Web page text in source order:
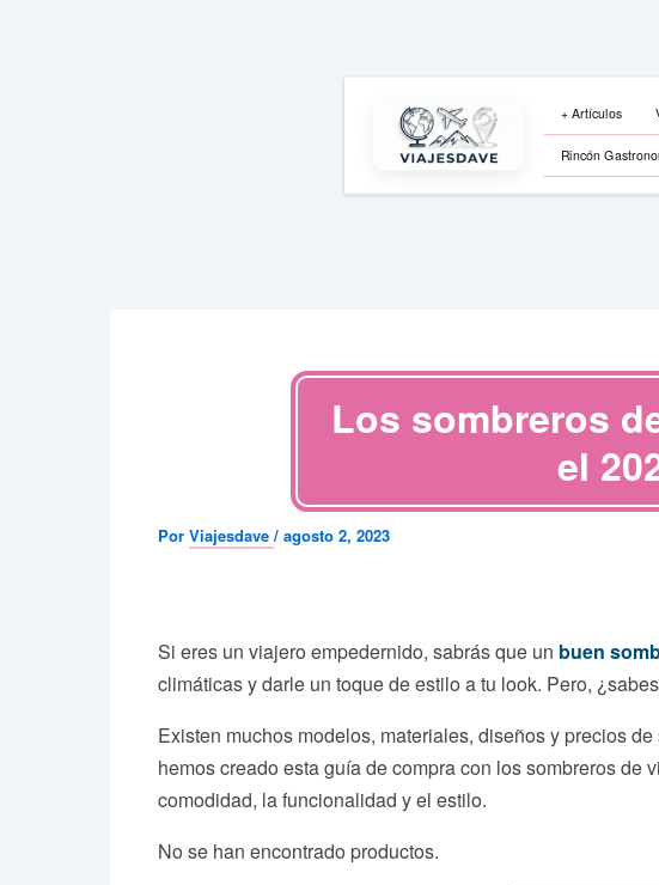
+ Artículos
Rincón
Los sombreros
el
Por Viajesdave / agosto 2, 2023
Si eres un viajero empedernido, sabrás que un buen
climáticas y darle un toque de estilo a tu look. Pero,
Existen muchos modelos, materiales, diseños y precios
hemos creado esta guía de compra con los sombreros
comodidad, la funcionalidad y el estilo.
No se han encontrado productos.